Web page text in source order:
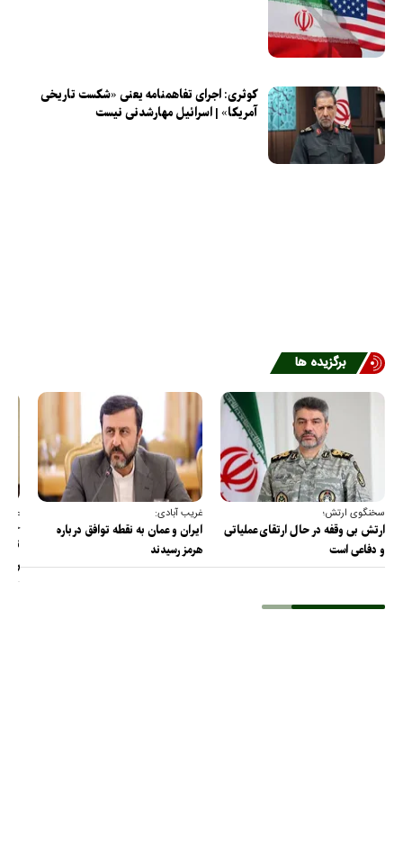
کوثری: اجرای تفاهمنامه یعنی «شکست تاریخی
آمریکا» | اسرائیل مهارشدنی نیست
برگزیده ها
سخنگوی ارتش؛
ارتش بی وقفه در حال ارتقای عملیاتی
و دفاعی است
غریب آبادی:
ایران و عمان به نقطه توافق درباره
هرمز رسیدند
عضو
را